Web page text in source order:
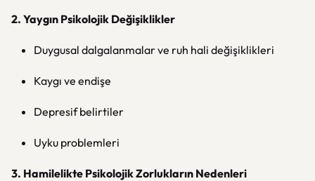
2. Yaygın Psikolojik Değişiklikler
Duygusal dalgalanmalar ve ruh hali değişiklikleri
Kaygı ve endişe
Depresif belirtiler
Uyku problemleri
3. Hamilelikte Psikolojik Zorlukların Nedenleri